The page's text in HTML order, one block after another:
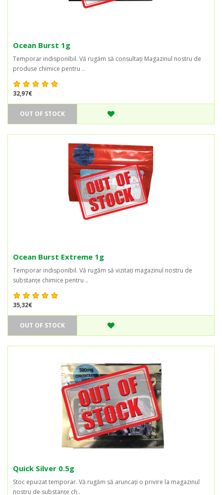
Ocean Burst 1g
Temporar indisponibil. Vă rugăm să consultați Magazinul nostru de
produse chimice pentru ..
32,97€
OUT OF STOCK
Ocean Burst Extreme 1g
Temporar indisponibil. Vă rugăm să vizitați magazinul nostru de
substanțe chimice pentru ..
35,32€
OUT OF STOCK
Quick Silver 0.5g
Stoc epuizat temporar. Vă rugăm să aruncați o privire la magazinul
nostru de substanțe ch..